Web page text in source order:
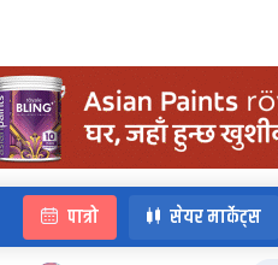
पात्रो सेयर मार्केट्स